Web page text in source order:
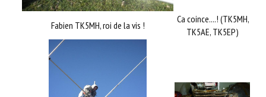
Fabien TK5MH, roi de la vis !
Ca coince....! (TK5MH,
TK5AE, TK5EP)